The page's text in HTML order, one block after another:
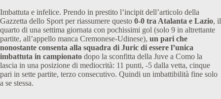
Imbattuta e infelice. Prendo in prestito l’incipit dell’articolo della
Gazzetta dello Sport per riassumere questo 0-0 tra Atalanta e Lazio, il
quarto di una settima giornata con pochissimi gol (solo 9 in altrettante
partite, all’appello manca Cremonese-Udinese), un pari che
nonostante consenta alla squadra di Juric di essere l’unica
imbattuta in campionato dopo la sconfitta della Juve a Como la
lascia in una posizione di mediocrità: 11 punti, -5 dalla vetta, cinque
pari in sette partite, terzo consecutivo. Quindi un imbattibilità fine solo
a se stessa.